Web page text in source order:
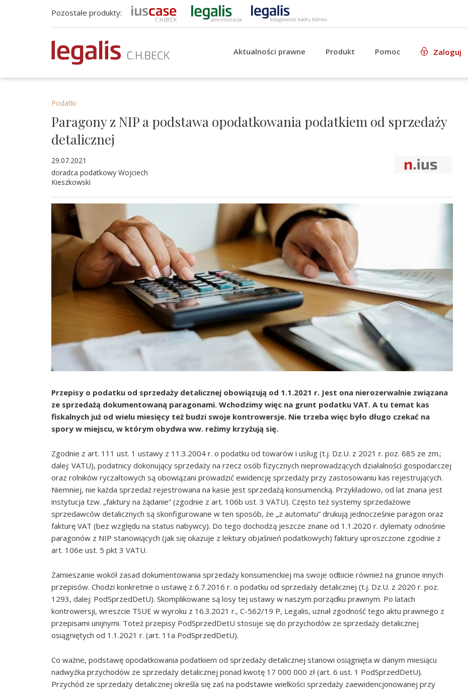
Pozostałe produkty:
Aktualności prawne Produkt Pomoc Zaloguj
Podatki
Paragony z NIP a podstawa opodatkowania podatkiem od sprzedaży
detalicznej
29.07.2021
doradca podatkowy Wojciech
Kieszkowski
Przepisy o podatku od sprzedaży detalicznej obowiązują od 1.1.2021 r. Jest ona nierozerwalnie związana
ze sprzedażą dokumentowaną paragonami. Wchodzimy więc na grunt podatku VAT. A tu temat kas
fiskalnych już od wielu miesięcy też budzi swoje kontrowersje. Nie trzeba więc było długo czekać na
spory w miejscu, w którym obydwa ww. reżimy krzyżują się.
Zgodnie z art. 111 ust. 1 ustawy z 11.3.2004 r. o podatku od towarów i usług (t.j. Dz.U. z 2021 r. poz. 685 ze zm.;
dalej: VATU), podatnicy dokonujący sprzedaży na rzecz osób fizycznych nieprowadzących działalności gospodarczej
oraz rolników ryczałtowych są obowiązani prowadzić ewidencję sprzedaży przy zastosowaniu kas rejestrujących.
Niemniej, nie każda sprzedaż rejestrowana na kasie jest sprzedażą konsumencką. Przykładowo, od lat znana jest
instytucja tzw. „faktury na żądanie” (zgodnie z art. 106b ust. 3 VATU). Często też systemy sprzedażowe
sprzedawców detalicznych są skonfigurowane w ten sposób, że „z automatu” drukują jednocześnie paragon oraz
fakturę VAT (bez względu na status nabywcy). Do tego dochodzą jeszcze znane od 1.1.2020 r. dylematy odnośnie
paragonów z NIP stanowiących (jak się okazuje z lektury objaśnień podatkowych) faktury uproszczone zgodnie z
art. 106e ust. 5 pkt 3 VATU.
Zamieszanie wokół zasad dokumentowania sprzedaży konsumenckiej ma swoje odbicie również na gruncie innych
przepisów. Chodzi konkretnie o ustawę z 6.7.2016 r. o podatku od sprzedaży detalicznej (t.j. Dz.U. z 2020 r. poz.
1293, dalej: PodSprzedDetU). Skomplikowane są losy tej ustawy w naszym porządku prawnym. Po latach
kontrowersji, wreszcie TSUE w wyroku z 16.3.2021 r., C-562/19 P, Legalis, uznał zgodność tego aktu prawnego z
przepisami unijnymi. Toteż przepisy PodSprzedDetU stosuje się do przychodów ze sprzedaży detalicznej
osiągniętych od 1.1.2021 r. (art. 11a PodSprzedDetU).
Co ważne, podstawę opodatkowania podatkiem od sprzedaży detalicznej stanowi osiągnięta w danym miesiącu
nadwyżka przychodów ze sprzedaży detalicznej ponad kwotę 17 000 000 zł (art. 6 ust. 1 PodSprzedDetU).
Przychód ze sprzedaży detalicznej określa się zaś na podstawie wielkości sprzedaży zaewidencjonowanej przy